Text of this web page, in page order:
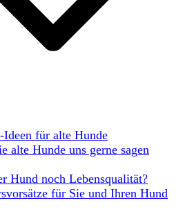
für alte Hunde
alte Hunde uns gerne sagen
Hund noch Lebensqualität?
für Sie und Ihren Hund